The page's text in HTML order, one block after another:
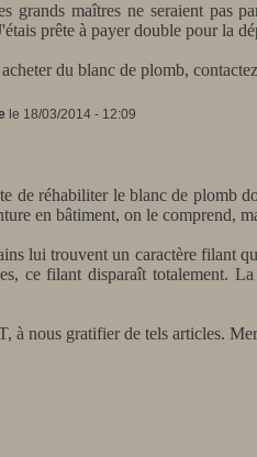
grands maîtres ne seraient pas
prête à payer double pour la
du blanc de plomb,
le 18/03/2014 - 12:09
de réhabiliter le blanc de plomb
en bâtiment, on le comprend,
lui trouvent un caractère filant
ce filant disparaît totalement.
à nous gratifier de tels articles.